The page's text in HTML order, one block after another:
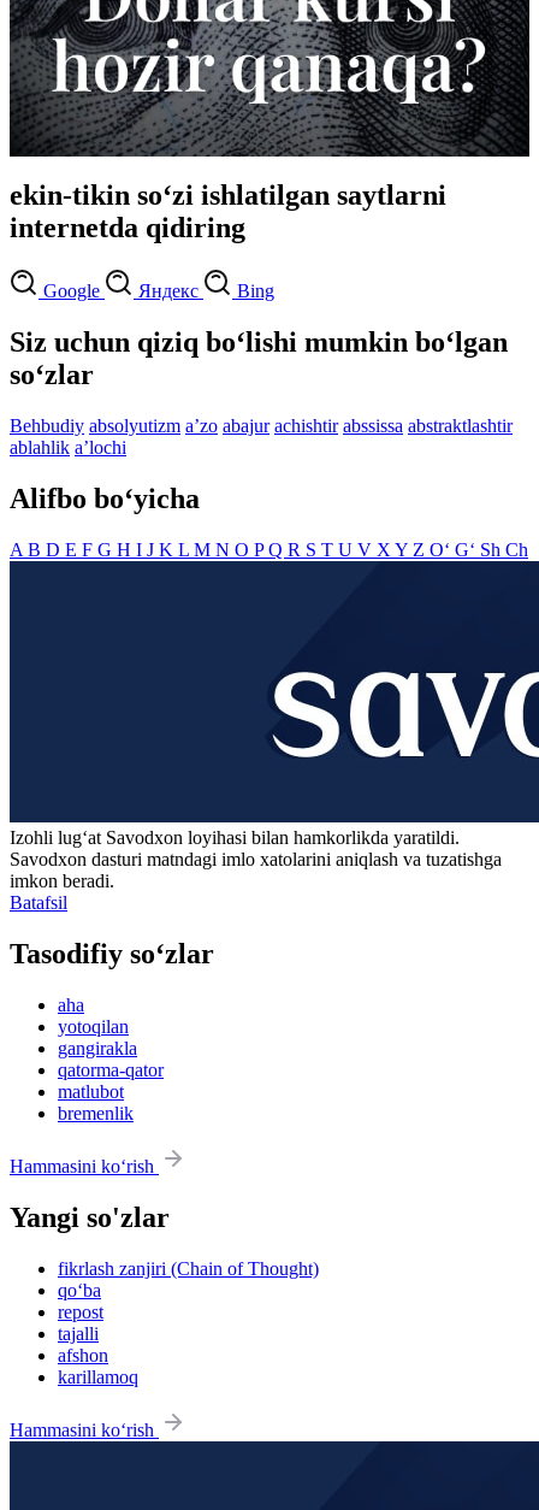
ekin-tikin so‘zi ishlatilgan saytlarni
internetda qidiring
Google Яндекс Bing
Siz uchun qiziq bo‘lishi mumkin bo‘lgan
so‘zlar
Behbudiy absolyutizm aʼzo abajur achishtir abssissa abstraktlashtir
ablahlik aʼlochi
Alifbo bo‘yicha
A B D E F G H I J K L M N O PQ R S T U V X Y Z O‘ G‘ Sh Ch
Izohli lugʻat Savodxon loyihasi bilan hamkorlikda yaratildi.
Savodxon dasturi matndagi imlo xatolarini aniqlash va tuzatishga
imkon beradi.
Batafsil
Tasodifiy so‘zlar
aha
yotoqilan
gangirakla
qatorma-qator
matlubot
bremenlik
Hammasini ko‘rish
Yangi so'zlar
fikrlash zanjiri (Chain of Thought)
qo‘ba
repost
tajalli
afshon
karillamoq
Hammasini ko‘rish